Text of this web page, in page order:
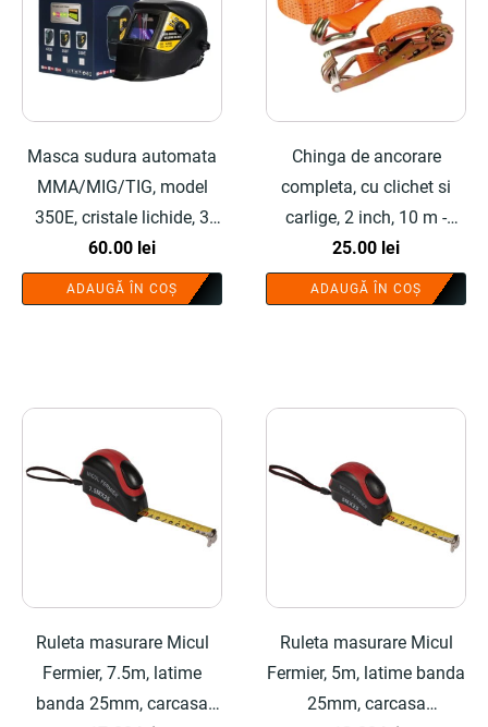
Masca sudura automata
MMA/MIG/TIG, model
350E, cristale lichide, 3
reglaje - COBI SMART®
60.00 lei
ADAUGĂ ÎN COȘ
Chinga de ancorare
completa, cu clichet si
carlige, 2 inch, 10 m -
COBI SMART®
25.00 lei
ADAUGĂ ÎN COȘ
Ruleta masurare Micul
Fermier, 7.5m, latime
banda 25mm, carcasa
Ruleta masurare Micul
Fermier, 5m, latime banda
25mm, carcasa